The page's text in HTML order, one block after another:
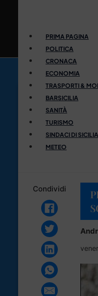
PRIMA PAGINA
POLITICA
CRONACA
ECONOMIA
TRASPORTI &
BARSICILIA
SANITÀ
TURISMO
SINDACI DI SICILIA
METEO
Condividi